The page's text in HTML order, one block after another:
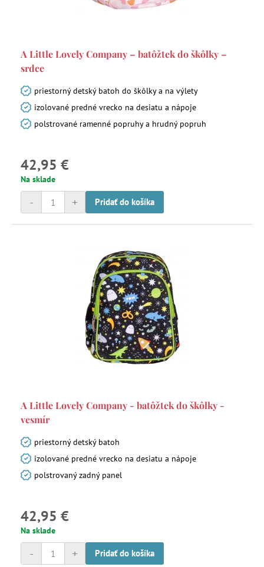
A Little Lovely Company – batôžtek do škôlky –
srdce
priestorný detský batoh do škôlky a na výlety
izolované predné vrecko na desiatu a nápoje
polstrované ramenné popruhy a hrudný popruh
42,95 €
Na sklade
+
- Pridať do košíka
A Little Lovely Company - batôžtek do škôlky -
vesmír
priestorný detský batoh
izolované predné vrecko na desiatu a nápoje
polstrovaný zadný panel
42,95 €
Na sklade
+
- Pridať do košíka